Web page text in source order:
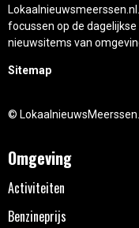
focussen op de dagelijkse
nieuwsitems van
Sitemap
©
Omgeving
Activiteiten
Benzineprijs